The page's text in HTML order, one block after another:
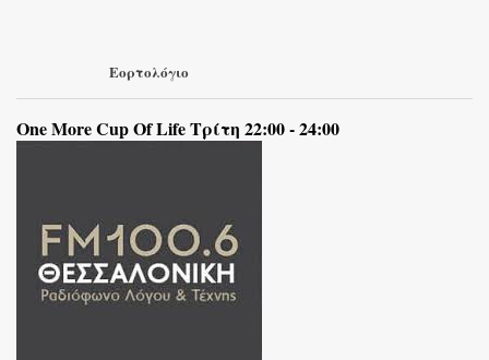
Εορτολόγιο
One More Cup Of Life Τρίτη 22:00 - 24:00